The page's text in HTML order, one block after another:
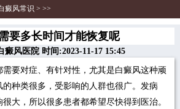
癜风常识 > >>
要多长时间才能恢复呢
癜风医院 时间:2023-11-17 15:45
对症、有针对性，尤其是白癜风这种顽
的种类很多，受影响的人群也很广。发病
大，所以很多患者都希望尽快得到医治。